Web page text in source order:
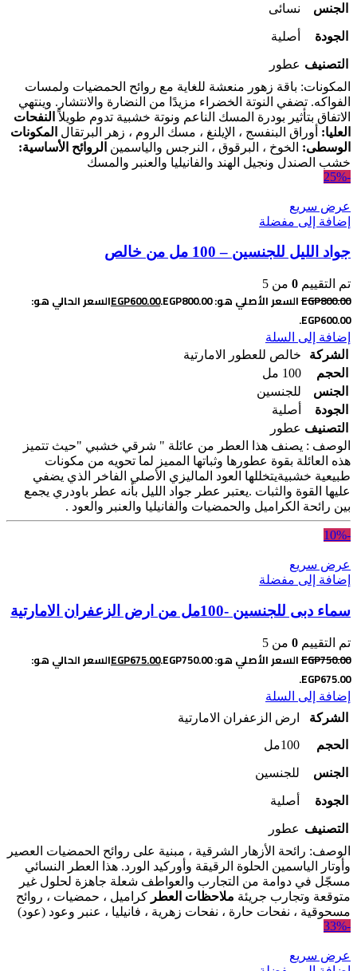
الجنس نسائى
الجودة أصلية
التصنيف عطور
المكونات: باقة زهور منعشة للغاية مع روائح الحمضيات ولمسات
الفواكه. تضفي النوتة الخضراء مزيدًا من النضارة والانتشار. وينتهي
الاتفاق بتأثير بودرة المسك الناعم ونوتة خشبية تدوم طويلاً النفحات
العليا: أوراق البنفسج ، الإيلنغ ، مسك الروم ، زهر البرتقال المكونات
الوسطى: الخوخ ، البرقوق ، النرجس والياسمين الروائح الأساسية:
خشب الصندل ونجيل الهند والفانيليا والعنبر والمسك
-25%
عرض سريع
إضافة إلى مفضلة
جواد الليل للجنسين – 100 مل من خالص
تم التقييم 0 من 5
EGP800.00 السعر الأصلي هو: EGP800.00. EGP600.00
السعر الحالي هو:
EGP600.00.
إضافة إلى السلة
الشركة
خالص للعطور الامارتية
الحجم
100 مل
الجنس
للجنسين
الجودة
أصلية
التصنيف عطور
الوصف : يصنف هذا العطر من عائلة " شرقي خشبي "حيث تتميز
هذه العائلة بقوة عطورها وثباتها المميز لما تحويه من مكونات
طبيعية خشبيةيتخللها العود الماليزي الأصلي الفاخر الذي يضفي
عليها القوة والثبات .يعتبر عطر جواد الليل بأنه عطر باودري يجمع
بين رائحة الكراميل والحمضيات والفانيليا والعنبر والعود .
-10%
عرض سريع
إضافة إلى مفضلة
سماء دبى للجنسين -100مل من ارض الزعفران الامارتية
تم التقييم 0 من 5
EGP750.00 السعر الأصلي هو: EGP750.00. EGP675.00
السعر الحالي هو:
EGP675.00.
إضافة إلى السلة
الشركة
ارض الزعفران الامارتية
الحجم
100مل
الجنس للجنسين
الجودة أصلية
التصنيف عطور
الوصف: رائحة الأزهار الشرقية ، مبنية على روائح الحمضيات العصير
وأوتار الياسمين الحلوة الرقيقة وأوركيد الورد. هذا العطر النسائي
مسجّل في دوامة من التجارب والعواطف شعلة جاهزة لحلول غير
متوقعة وتجارب جريئة ملاحظات العطر كراميل ، حمضيات ، روائح
مسحوقية ، نفحات حارة ، نفحات زهرية ، فانيليا ، عنبر وعود (عود)
-33%
عرض سريع